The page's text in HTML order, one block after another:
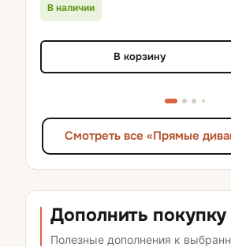
В наличии
В корзину
Смотреть все «Прямые
Дополнить покупку
Полезные дополнения к